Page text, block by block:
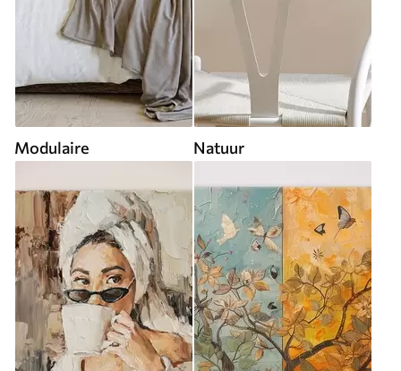
Modulaire Natuur